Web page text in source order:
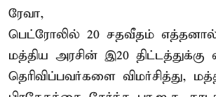
ரேவா,
பெட்ரோலில் 20 சதவீதம்
மத்திய அரசின் இ20 திட்டத்துக்கு
தெரிவிப்பவர்களை விமர்சித்து,